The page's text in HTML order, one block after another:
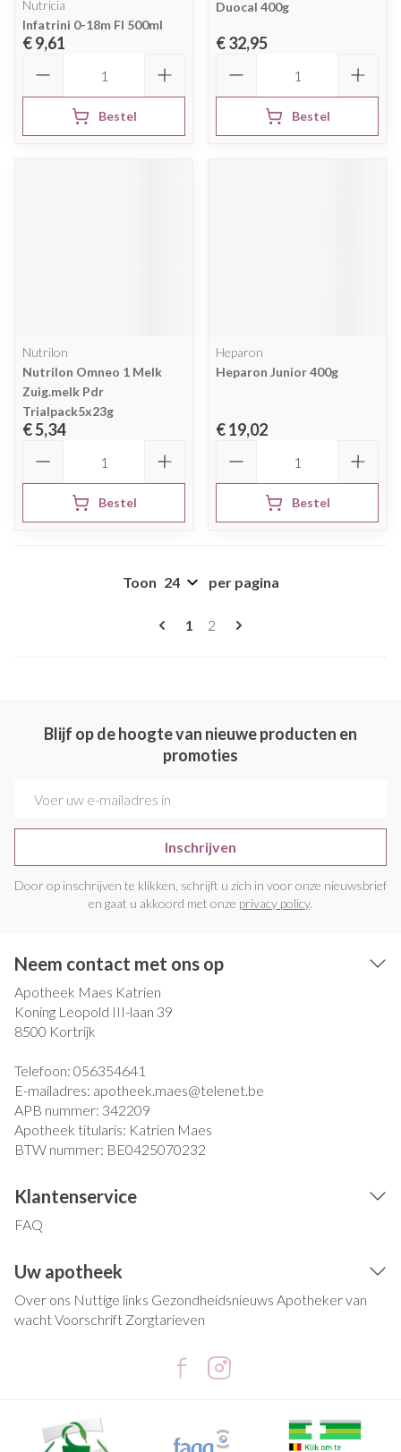
Nutricia
Infatrini 0-18m Fl 500ml
€ 9,61
Bestel
Duocal 400g
€ 32,95
Bestel
Nutrilon
Nutrilon Omneo 1 Melk
Zuig.melk Pdr
Trialpack5x23g
€ 5,34
Bestel
Heparon
Heparon Junior 400g
€ 19,02
Bestel
Pagina's
U lees momenteel pagina
1 Pagina
2
Toon per pagina
Blijf op de hoogte van nieuwe producten en
promoties
Inschrijven
Door op inschrijven te klikken, schrijft u zich in voor onze nieuwsbrief
en gaat u akkoord met onze privacy policy.
Neem contact met ons op
Apotheek Maes Katrien
Koning Leopold III-laan 39
8500 Kortrijk
Telefoon: 056354641
E-mailadres: apotheek.maes@telenet.be
APB nummer: 342209
Apotheek titularis: Katrien Maes
BTW nummer: BE0425070232
Klantenservice
FAQ
Uw apotheek
Over ons Nuttige links Gezondheidsnieuws Apotheker van
wachtVoorschrift Zorgtarieven